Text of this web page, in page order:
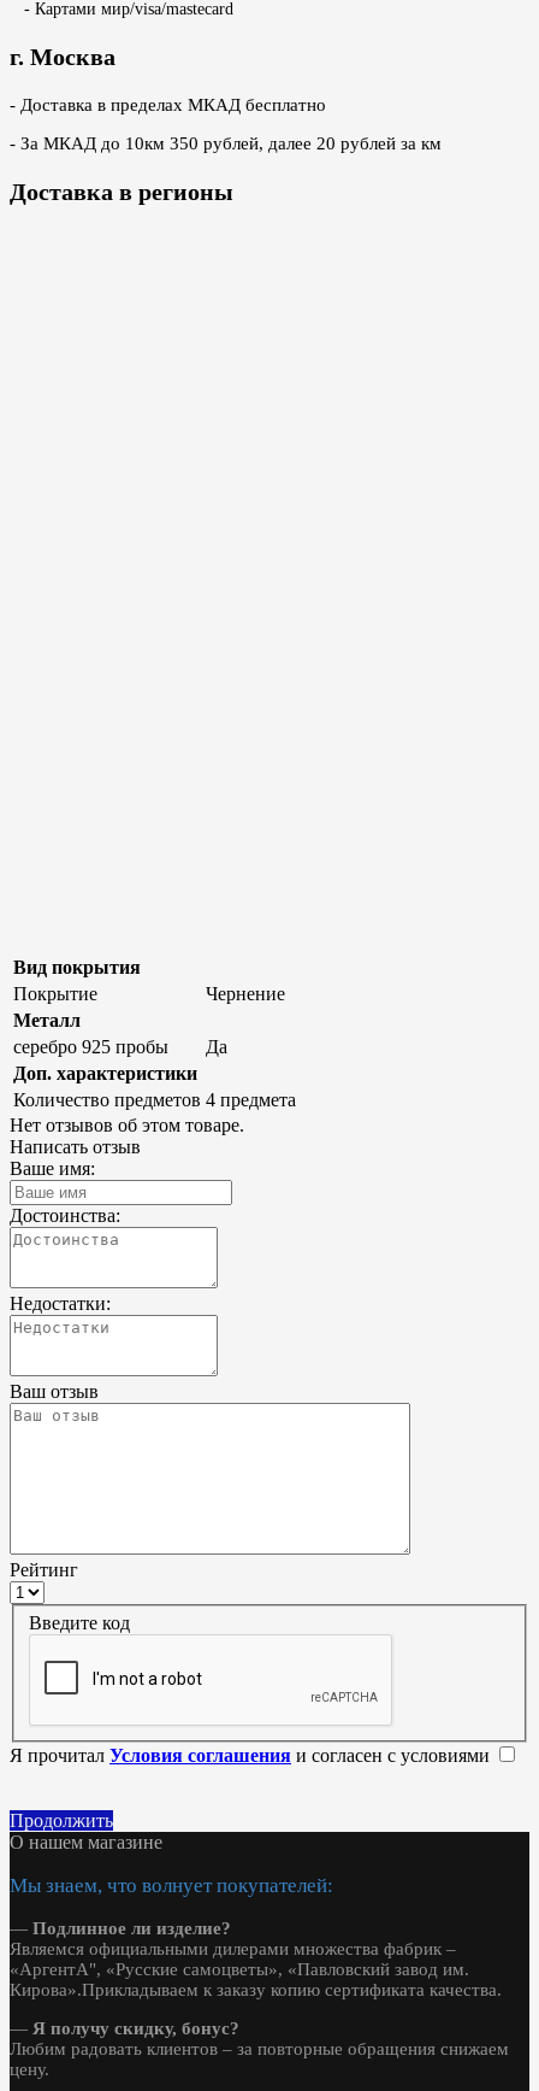
- Картами мир/visa/mastecard
г. Москва
- Доставка в пределах МКАД бесплатно
- За МКАД до 10км 350 рублей, далее 20 рублей за км
Доставка в регионы
Вид покрытия
Покрытие
Чернение
Металл
серебро 925 пробы
Да
Доп. характеристики
Количество предметов 4 предмета
Нет отзывов об этом товаре.
Написать отзыв
Ваше имя:
Достоинства:
Недостатки:
Ваш отзыв
Рейтинг
Введите код
Я прочитал Условия соглашения и согласен с условиями
Продолжить
О нашем магазине
Мы знаем, что волнует покупателей:
— Подлинное ли изделие?
Являемся официальными дилерами множества фабрик –
«АргентА", «Русские самоцветы», «Павловский завод им.
Кирова».Прикладываем к заказу копию сертификата качества.
— Я получу скидку, бонус?
Любим радовать клиентов – за повторные обращения снижаем
цену.